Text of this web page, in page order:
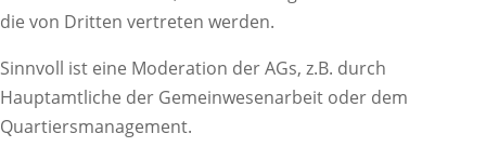
die von Dritten vertreten werden.
Sinnvoll ist eine Moderation der AGs, z.B. durch
Hauptamtliche der Gemeinwesenarbeit oder dem
Quartiersmanagement.